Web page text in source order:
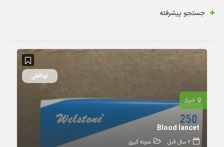
جستجو پیشرفته
شیراز
توافقی
Blood lancet
2 سال قبل نمونه گیری